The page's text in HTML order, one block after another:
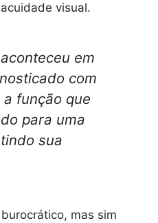
visual.
em
com
função que
para uma
sua
mas sim